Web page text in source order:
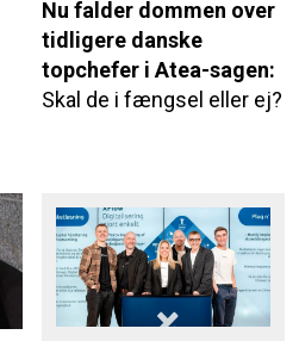
Nu falder dommen over
tidligere danske
topchefer i Atea-sagen:
Skal de i fængsel eller ej?